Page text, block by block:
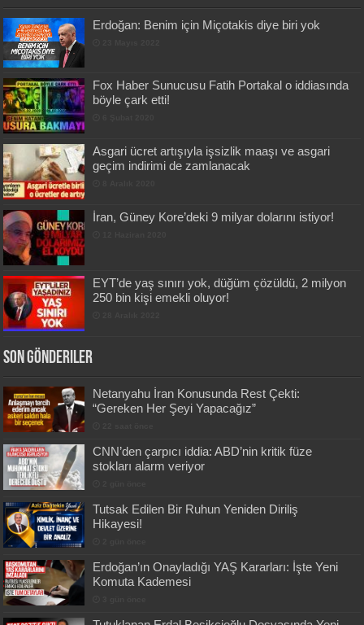
Erdoğan: Benim için Miçotakis diye biri yok
Fox Haber Sunucusu Fatih Portakal o iddiasında
böyle çark etti!
Asgari ücret artışıyla işsizlik maaşı ve asgari
geçim indirimi de zamlanacak
İran, Güney Kore’deki 9 milyar dolarını istiyor!
EYT’de yaş sınırı yok, düğüm çözüldü, 2 milyon
250 bin kişi emekli oluyor!
Son Gönderiler
Netanyahu İran Konusunda Rest Çekti:
“Gereken Her Şeyi Yapacağız”
CNN’den çarpıcı iddia: ABD’nin kritik füze
stokları alarm veriyor
Tutsak Edilen Bir Ruhun Yeniden Diriliş
Hikayesi!
Erdoğan’ın Onayladığı YAŞ Kararları: İşte Yeni
Komuta Kademesi